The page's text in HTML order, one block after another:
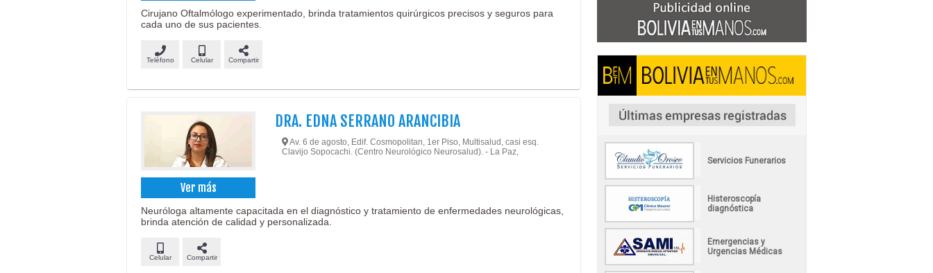
Cirujano Oftalmólogo experimentado, brinda tratamientos quirúrgicos precisos y seguros para
cada uno de sus pacientes.
Teléfono Celular Compartir
Ver más
DRA. EDNA SERRANO ARANCIBIA
Av. 6 de agosto, Edif. Cosmopolitan, 1er Piso, Multisalud, casi esq.
Clavijo Sopocachi. (Centro Neurológico Neurosalud). - La Paz,
Neuróloga altamente capacitada en el diagnóstico y tratamiento de enfermedades neurológicas,
brinda atención de calidad y personalizada.
Celular Compartir
Servicios Funerarios
Histeroscopía
diagnóstica
Emergencias y
Urgencias Médicas